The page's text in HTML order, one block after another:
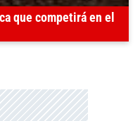
que competirá en el